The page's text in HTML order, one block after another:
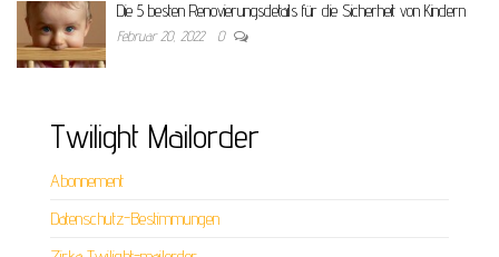
Die 5 besten Renovierungsdetails für die Sicherheit von Kindern
Februar 20, 2022 0
Twilight Mailorder
Abonnement
Datenschutz-Bestimmungen